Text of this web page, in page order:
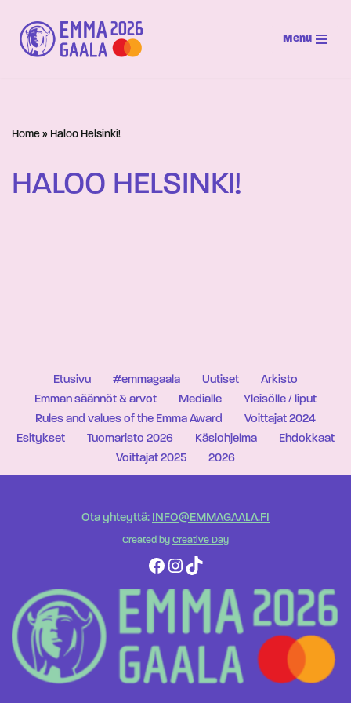
Siirry
suoraan
Menu
Home » Haloo Helsinki!
HALOO HELSINKI!
Etusivu #emmagaala Uutiset
Arkisto
Emman säännöt & arvot
Medialle
Yleisölle / liput
Rules and values of the Emma Award
Voittajat 2024
Esitykset
Tuomaristo 2026 Käsiohjelma
Ehdokkaat
Voittajat 2025
2026
Ota yhteyttä: INFO@EMMAGAALA.FI
Created by Creative Day